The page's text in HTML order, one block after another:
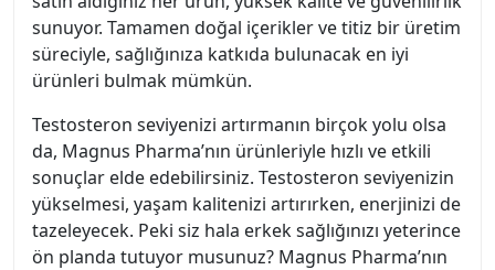
sunuyor. Tamamen doğal içerikler ve titiz bir üretim
süreciyle, sağlığınıza katkıda bulunacak en iyi
ürünleri bulmak mümkün.
Testosteron seviyenizi artırmanın birçok yolu olsa
da, Magnus Pharma’nın ürünleriyle hızlı ve etkili
sonuçlar elde edebilirsiniz. Testosteron seviyenizin
yükselmesi, yaşam kalitenizi artırırken, enerjinizi de
tazeleyecek. Peki siz hala erkek sağlığınızı yeterince
ön planda tutuyor musunuz? Magnus Pharma’nın